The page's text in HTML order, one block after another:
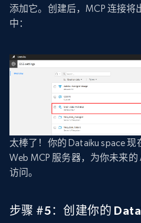
添加它。创建后，MCP 连接将
中：
太棒了！你的 Dataiku space
Web MCP 服务器，为你未来的
访问。
步骤 #5：创建你的